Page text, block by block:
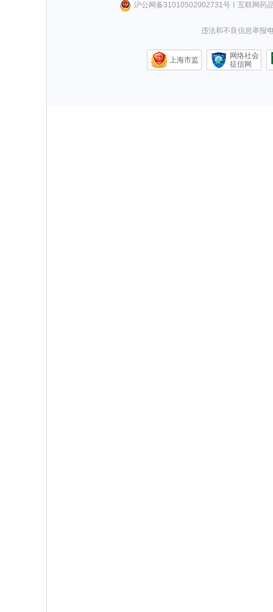
沪公网备31010502002731号丨 互联网药
违法和不良信息举报
上海市监
网络社会
征信网